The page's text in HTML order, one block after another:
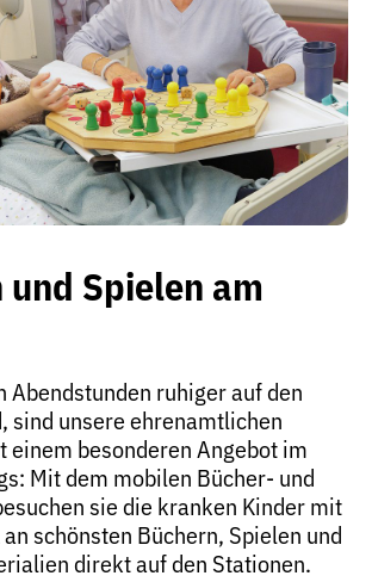
und Spielen am
Abendstunden ruhiger auf den
sind unsere ehrenamtlichen
besonderen Angebot im
Mit dem mobilen Bücher- und
sie die kranken Kinder mit
schönsten Büchern, Spielen und
direkt auf den Stationen.